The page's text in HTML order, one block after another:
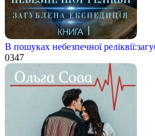
В пошуках небезпечної
0347